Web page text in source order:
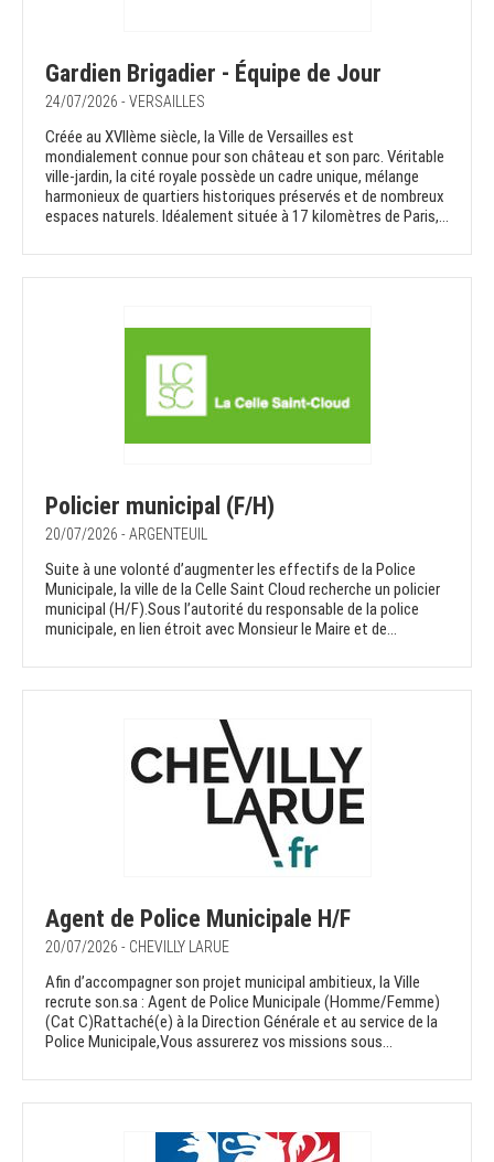
Gardien Brigadier - Équipe de Jour
24/07/2026 - VERSAILLES
Créée au XVIIème siècle, la Ville de Versailles est
mondialement connue pour son château et son parc. Véritable
ville-jardin, la cité royale possède un cadre unique, mélange
harmonieux de quartiers historiques préservés et de nombreux
espaces naturels. Idéalement située à 17 kilomètres de Paris,...
Policier municipal (F/H)
20/07/2026 - ARGENTEUIL
Suite à une volonté d’augmenter les effectifs de la Police
Municipale, la ville de la Celle Saint Cloud recherche un policier
municipal (H/F).Sous l’autorité du responsable de la police
municipale, en lien étroit avec Monsieur le Maire et de...
Agent de Police Municipale H/F
20/07/2026 - CHEVILLY LARUE
Afin d’accompagner son projet municipal ambitieux, la Ville
recrute son.sa : Agent de Police Municipale (Homme/Femme)
(Cat C)Rattaché(e) à la Direction Générale et au service de la
Police Municipale,Vous assurerez vos missions sous...